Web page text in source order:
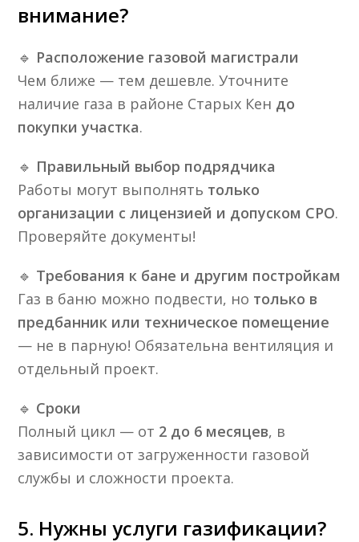
внимание?
🔹 Расположение газовой магистрали
Чем ближе — тем дешевле. Уточните
наличие газа в районе Старых Кен до
покупки участка.
🔹 Правильный выбор подрядчика
Работы могут выполнять только
организации с лицензией и допуском СРО.
Проверяйте документы!
🔹 Требования к бане и другим постройкам
Газ в баню можно подвести, но только в
предбанник или техническое помещение
— не в парную! Обязательна вентиляция и
отдельный проект.
🔹 Сроки
Полный цикл — от 2 до 6 месяцев, в
зависимости от загруженности газовой
службы и сложности проекта.
5. Нужны услуги газификации?